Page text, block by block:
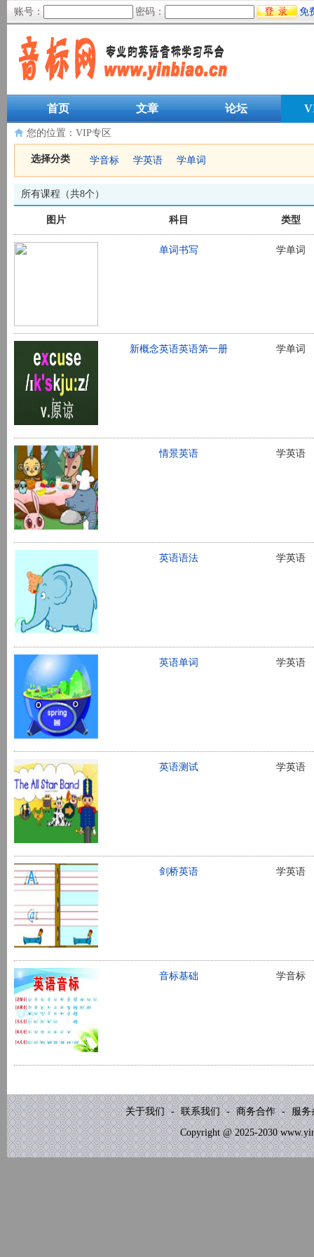
账号： 密码： 免
首页 文章 论坛
您的位置： VIP专区
选择分类 学音标 学英语 学单词
所有课程（共8个）
图片 科目 类型
单词书写 学单词
新概念英语英语第一册 学单词
情景英语 学英语
英语语法 学英语
英语单词 学英语
英语测试 学英语
剑桥英语 学英语
音标基础 学音标
关于我们 - 联系我们 - 商务合作 - 服务
Copyright @ 2025-2030